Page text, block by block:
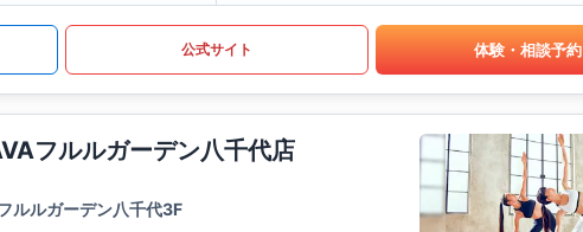
公式サイト 体験・相談予約
フルルガーデン八千代店
ルルガーデン八千代3F